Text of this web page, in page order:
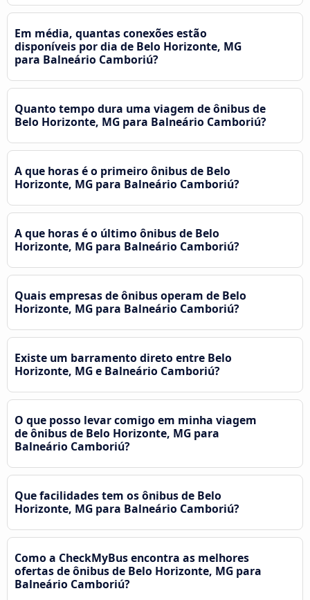
Em média, quantas conexões estão
disponíveis por dia de Belo Horizonte, MG
para Balneário Camboriú?
Quanto tempo dura uma viagem de ônibus de
Belo Horizonte, MG para Balneário Camboriú?
A que horas é o primeiro ônibus de Belo
Horizonte, MG para Balneário Camboriú?
A que horas é o último ônibus de Belo
Horizonte, MG para Balneário Camboriú?
Quais empresas de ônibus operam de Belo
Horizonte, MG para Balneário Camboriú?
Existe um barramento direto entre Belo
Horizonte, MG e Balneário Camboriú?
O que posso levar comigo em minha viagem
de ônibus de Belo Horizonte, MG para
Balneário Camboriú?
Que facilidades tem os ônibus de Belo
Horizonte, MG para Balneário Camboriú?
Como a CheckMyBus encontra as melhores
ofertas de ônibus de Belo Horizonte, MG para
Balneário Camboriú?